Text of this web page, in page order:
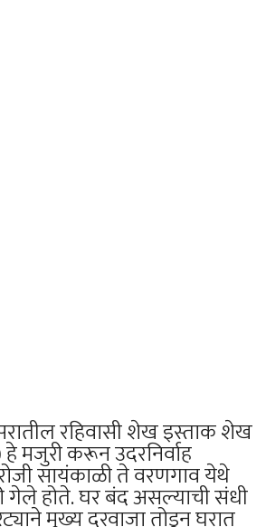
रहिवासी शेख इस्ताक शेख
मजुरी करून उदरनिर्वाह
सायंकाळी ते वरणगाव येथे
गेले होते. घर बंद असल्याची संधी
मुख्य दरवाजा तोडून घरात